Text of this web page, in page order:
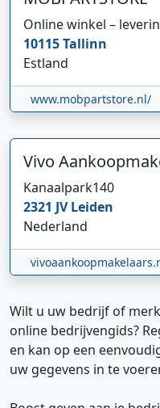
Online winkel –
10115Tallinn
Estland
www.mobpartstore.nl/
Vivo
Kanaalpark140
2321 JVLeiden
Nederland
Wilt u uw bedrijf of
online bedrijvengids?
en kan op een
uw gegevens in te